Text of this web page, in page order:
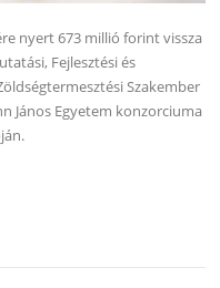
nyert 673 millió forint vissza
Fejlesztési és
Szakember
János Egyetem konzorciuma